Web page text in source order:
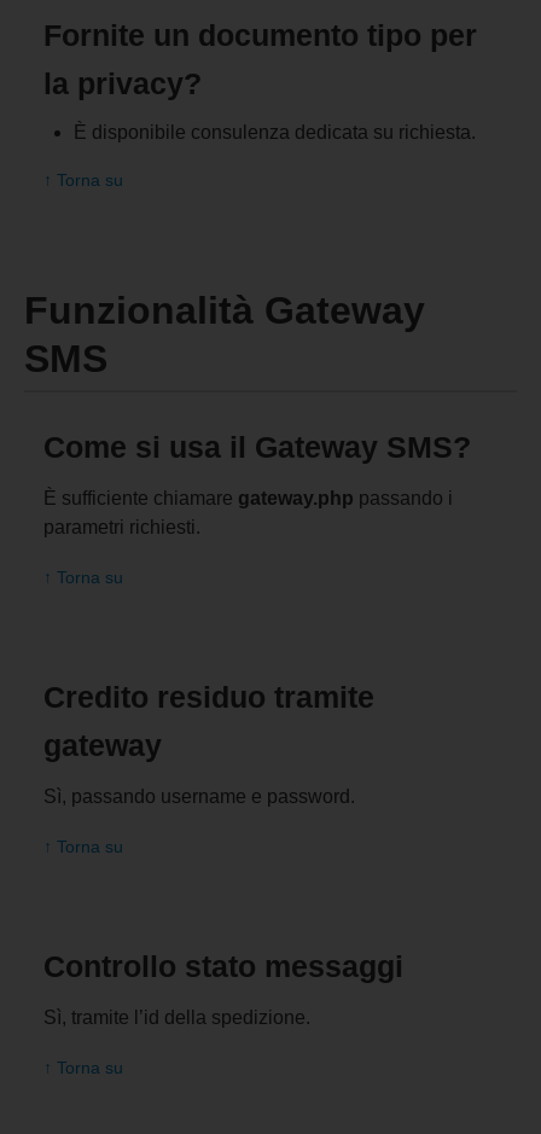
Fornite un documento tipo per
la privacy?
È disponibile consulenza dedicata su richiesta.
↑ Torna su
Funzionalità Gateway
SMS
Come si usa il Gateway SMS?
È sufficiente chiamare gateway.php passando i
parametri richiesti.
↑ Torna su
Credito residuo tramite
gateway
Sì, passando username e password.
↑ Torna su
Controllo stato messaggi
Sì, tramite l’id della spedizione.
↑ Torna su